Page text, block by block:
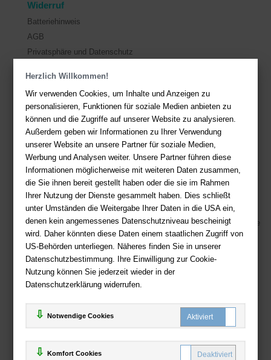
Herzlich Willkommen!
Wir verwenden Cookies, um Inhalte und Anzeigen zu
personalisieren, Funktionen für soziale Medien anbieten zu
können und die Zugriffe auf unserer Website zu analysieren.
Außerdem geben wir Informationen zu Ihrer Verwendung
unserer Website an unsere Partner für soziale Medien,
Werbung und Analysen weiter. Unsere Partner führen diese
Informationen möglicherweise mit weiteren Daten zusammen,
die Sie ihnen bereit gestellt haben oder die sie im Rahmen
Ihrer Nutzung der Dienste gesammelt haben. Dies schließt
unter Umständen die Weitergabe Ihrer Daten in die USA ein,
denen kein angemessenes Datenschutzniveau bescheinigt
wird. Daher könnten diese Daten einem staatlichen Zugriff von
US-Behörden unterliegen. Näheres finden Sie in unserer
Datenschutzbestimmung. Ihre Einwilligung zur Cookie-
Nutzung können Sie jederzeit wieder in der
Datenschutzerklärung widerrufen.
Notwendige Cookies
Komfort Cookies
Widerruf
Batteriehinweis
AGB
Privatsphäre und Datenschutz
Sie haben Fragen? Hier finden Sie Antworten auf häufig gestellte
Fragen.
Fragen per E-Mail: service@deutsche-buchhandlung.de
Telefon: +49 (0)511 - 982 684 41
Ihre Vorteile bei uns
Kostenloser Versand ab 36,- EUR Bestellwert
Sicherer Online Shop und Zahlung mit SSL-Verschlüsselung
Viele Zahlungsmethoden wie PayPal, Amazon Payment, Vorkasse
Zahlweisen